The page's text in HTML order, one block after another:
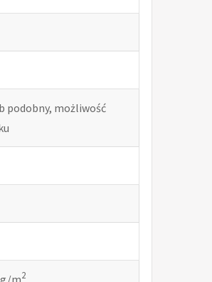
podobny, możliwość
m2